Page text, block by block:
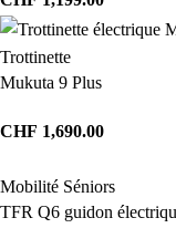
Trottinette
Mukuta 9 Plus
CHF 1,690.00
Mobilité Séniors
TFR Q6 guidon